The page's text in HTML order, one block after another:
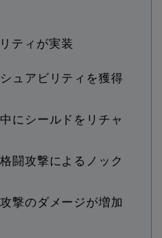
ティが実装
ュアビリティを獲得
にシールドをリチャ
闘攻撃によるノック
撃のダメージが増加